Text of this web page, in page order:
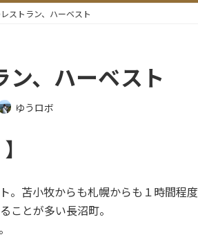
ストラン、ハーベスト
ン、ハーベスト
ゆうロボ
。苫小牧からも札幌からも１時間程
ことが多い長沼町。